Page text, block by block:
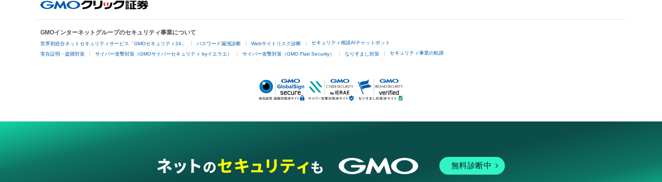
GMOインターネットグループのセキュリティ事業について
世界初総合ネットセキュリティサービス「GMOセキュリティ24」 パスワード漏洩診断 Webサイトリスク診断 セキュリティ相談AIチャットボット
実在証明・盗聴対策 サイバー攻撃対策（GMOサイバーセキュリティ byイエラエ） サイバー攻撃対策（GMO Flatt Security） なりすまし対策 セキュリティ事業の軌跡
無料診断中